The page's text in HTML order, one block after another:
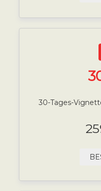
30-Tages-